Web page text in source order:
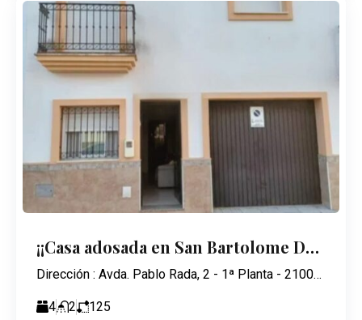
¡¡Casa adosada en San Bartolome De la Torre!!
Dirección : Avda. Pablo Rada, 2 - 1ª Planta - 21003 Huelva
4 2 125